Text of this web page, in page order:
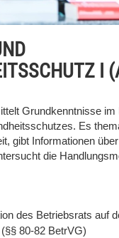
I
Grundkenntnisse im
Es
gibt Informationen
die
des Betriebsrats auf
80-82 BetrVG)